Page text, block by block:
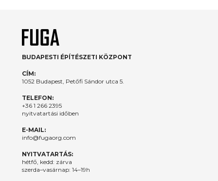
BUDAPESTI ÉPÍTÉSZETI KÖZPONT
CÍM:
1052 Budapest, Petőfi Sándor utca 5.
TELEFON:
+36 1 266 2395
nyitvatartási időben
E-MAIL:
info@fugaorg.com
NYITVATARTÁS:
hétfő, kedd: zárva
szerda–vasárnap: 14–19h